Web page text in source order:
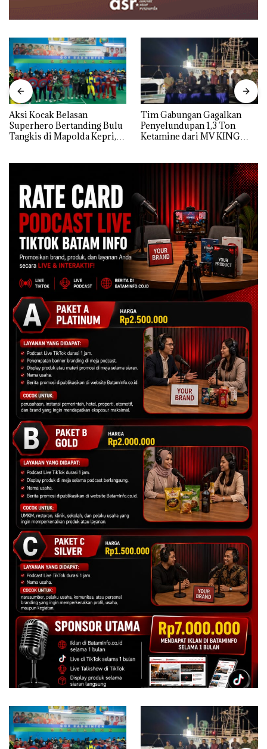
Aksi Kocak Belasan
Superhero Bertanding Bulu
Tangkis di Mapolda Kepri,
Tim Gabungan Gagalkan
Penyelundupan 1,3 Ton
Ketamine dari MV KING